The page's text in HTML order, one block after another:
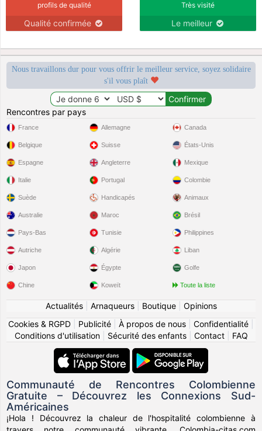
profils de qualité
Qualité confirmée
Très visité
Le meilleur
Nous travaillons dur pour vous offrir le meilleur service, soyez solidaire
s'il vous plaît
Rencontres par pays
France
Belgique
Espagne
Italie
Suède
Allemagne
Suisse
Angleterre
Portugal
Handicapés
Canada
États-Unis
Mexique
Colombie
Animaux
Australie
Pays-Bas
Autriche
Japon
Chine
Maroc
Tunisie
Algérie
Égypte
Koweït
Brésil
Philippines
Liban
Golfe
Toute la liste
Actualités| Arnaqueurs| Boutique| Opinions
Cookies & RGPD
Publicité À propos de nous Confidentialité
Conditions d'utilisation| Sécurité des enfants| Contact| FAQ
Communauté de Rencontres Colombienne
Gratuite – Découvrez les Connexions Sud-
Américaines
¡Hola ! Découvrez la chaleur de l'hospitalité colombienne à